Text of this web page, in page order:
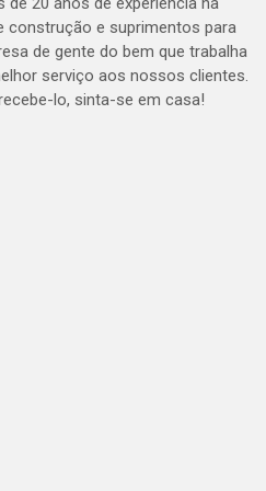
construção e suprimentos para
de gente do bem que trabalha
serviço aos nossos clientes.
lo, sinta-se em casa!